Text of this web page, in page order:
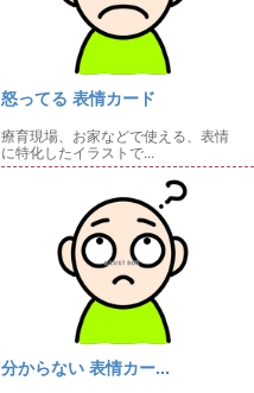
怒ってる 表情カード
療育現場、お家などで使える、表情
に特化したイラストで...
分からない 表情カー...